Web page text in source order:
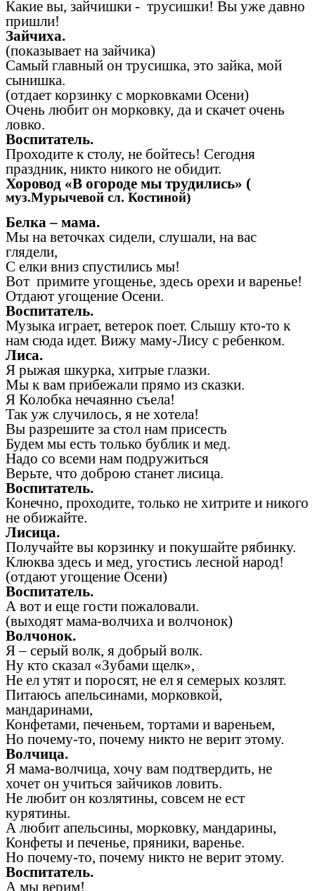
Какие вы, зайчишки - трусишки! Вы уже давно
пришли!
Зайчиха.
(показывает на зайчика)
Самый главный он трусишка, это зайка, мой
сынишка.
(отдает корзинку с морковками Осени)
Очень любит он морковку, да и скачет очень
ловко.
Воспитатель.
Проходите к столу, не бойтесь! Сегодня
праздник, никто никого не обидит.
Хоровод «В огороде мы трудились» (
муз.Мурычевой сл. Костиной)
Белка – мама.
Мы на веточках сидели, слушали, на вас
глядели,
С елки вниз спустились мы!
Вот примите угощенье, здесь орехи и варенье!
Отдают угощение Осени.
Воспитатель.
Музыка играет, ветерок поет. Слышу кто-то к
нам сюда идет. Вижу маму-Лису с ребенком.
Лиса.
Я рыжая шкурка, хитрые глазки.
Мы к вам прибежали прямо из сказки.
Я Колобка нечаянно съела!
Так уж случилось, я не хотела!
Вы разрешите за стол нам присесть
Будем мы есть только бублик и мед.
Надо со всеми нам подружиться
Верьте, что доброю станет лисица.
Воспитатель.
Конечно, проходите, только не хитрите и никого
не обижайте.
Лисица.
Получайте вы корзинку и покушайте рябинку.
Клюква здесь и мед, угостись лесной народ!
(отдают угощение Осени)
Воспитатель.
А вот и еще гости пожаловали.
(выходят мама-волчиха и волчонок)
Волчонок.
Я – серый волк, я добрый волк.
Ну кто сказал «Зубами щелк»,
Не ел утят и поросят, не ел я семерых козлят.
Питаюсь апельсинами, морковкой,
мандаринами,
Конфетами, печеньем, тортами и вареньем,
Но почему-то, почему никто не верит этому.
Волчица.
Я мама-волчица, хочу вам подтвердить, не
хочет он учиться зайчиков ловить.
Не любит он козлятины, совсем не ест
курятины.
А любит апельсины, морковку, мандарины,
Конфеты и печенье, пряники, варенье.
Но почему-то, почему никто не верит этому.
Воспитатель.
А мы верим!